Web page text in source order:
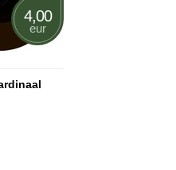
4,00
eur